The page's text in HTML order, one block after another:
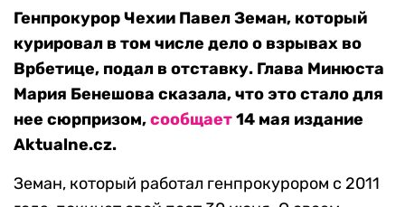
Генпрокурор Чехии Павел Земан, который
курировал в том числе дело о взрывах во
Врбетице, подал в отставку. Глава Минюста
Мария Бенешова сказала, что это стало для
нее сюрпризом,сообщает14 мая издание
Aktualne.cz.
Земан, который работал генпрокурором с 2011